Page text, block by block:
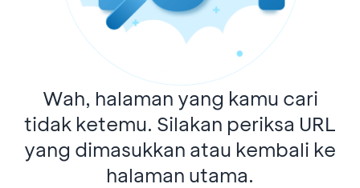
Wah, halaman yang kamu cari
tidak ketemu. Silakan periksa URL
yang dimasukkan atau kembali ke
halaman utama.